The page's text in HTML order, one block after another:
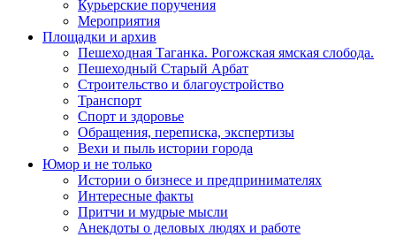
Курьерские поручения
Мероприятия
Площадки и архив
Пешеходная Таганка. Рогожская ямская слобода.
Пешеходный Старый Арбат
Строительство и благоустройство
Транспорт
Спорт и здоровье
Обращения, переписка, экспертизы
Вехи и пыль истории города
Юмор и не только
Истории о бизнесе и предпринимателях
Интересные факты
Притчи и мудрые мысли
Анекдоты о деловых людях и работе